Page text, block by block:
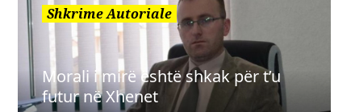
Shkrime Autoriale
Morali i mirë është shkak për t’u
futur në Xhenet